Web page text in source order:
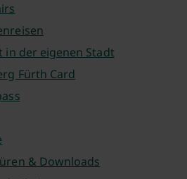
in der eigenen Stadt
Fürth Card
& Downloads